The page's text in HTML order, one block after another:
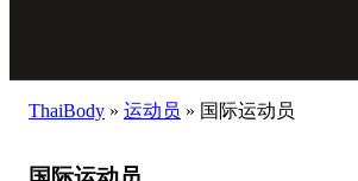
ThaiBody » 运动员 » 国际运动员